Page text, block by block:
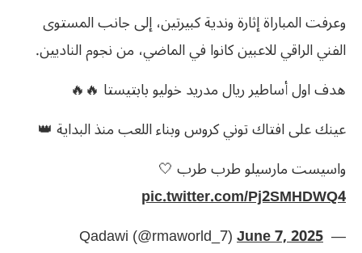
وعرفت المباراة إثارة وندية كبيرتين، إلى جانب المستوى
الفني الراقي للاعبين كانوا في الماضي، من نجوم الناديين.
هدف اول أساطير ريال مدريد خوليو بابتيستا 🔥🔥
عينك على افتاك توني كروس وبناء اللعب منذ البداية 👑
واسيست مارسيلو طرب طرب 🤍
pic.twitter.com/Pj2SMHDWQ4
— ‏ Qadawi (@rmaworld_7)
June 7, 2025